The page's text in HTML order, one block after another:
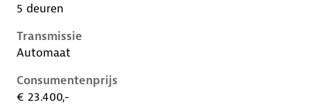
5 deuren
Transmissie
Automaat
Consumentenprijs
€ 23.400,-